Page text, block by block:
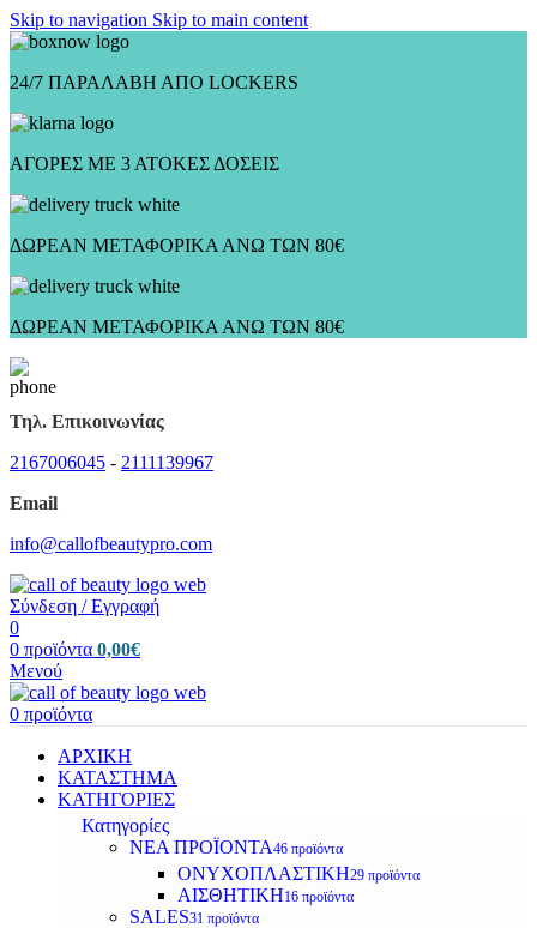
Skip to navigation Skip to main content
24/7 ΠΑΡΑΛΑΒΗ ΑΠΟ LOCKERS
ΑΓΟΡΕΣ ΜΕ 3 ΑΤΟΚΕΣ ΔΟΣΕΙΣ
ΔΩΡΕΑΝ ΜΕΤΑΦΟΡΙΚΑ ΑΝΩ ΤΩΝ 80€
ΔΩΡΕΑΝ ΜΕΤΑΦΟΡΙΚΑ ΑΝΩ ΤΩΝ 80€
Τηλ. Επικοινωνίας
2167006045 - 2111139967
Email
info@callofbeautypro.com
Σύνδεση / Εγγραφή
0
0 προϊόντα 0,00€
Μενού
0 προϊόντα
ΑΡΧΙΚΗ
ΚΑΤΑΣΤΗΜΑ
ΚΑΤΗΓΟΡΙΕΣ
Κατηγορίες
ΝΕΑ ΠΡΟΪΟΝΤΑ46 προϊόντα
ΟΝΥΧΟΠΛΑΣΤΙΚΗ29 προϊόντα
ΑΙΣΘΗΤΙΚΗ16 προϊόντα
SALES31 προϊόντα